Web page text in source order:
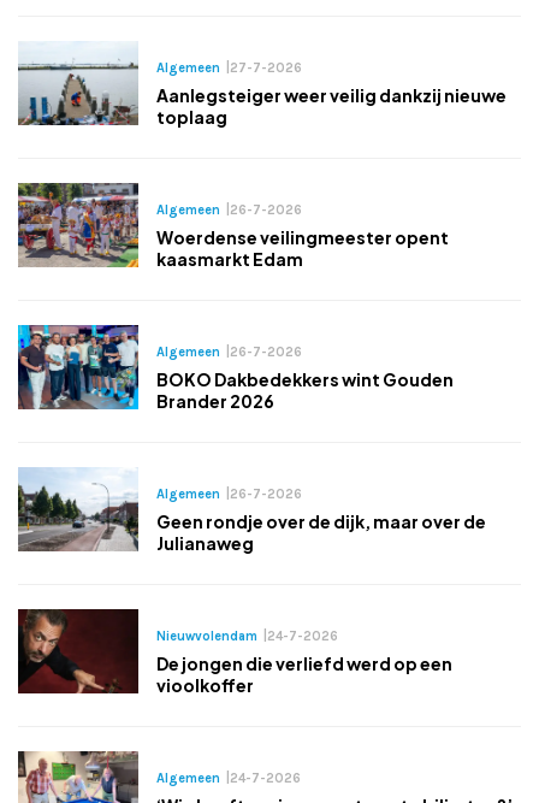
Algemeen 27-7-2026
Aanlegsteiger weer veilig dankzij nieuwe
toplaag
Algemeen 26-7-2026
Woerdense veilingmeester opent
kaasmarkt Edam
Algemeen 26-7-2026
BOKO Dakbedekkers wint Gouden
Brander 2026
Algemeen 26-7-2026
Geen rondje over de dijk, maar over de
Julianaweg
Nieuwvolendam 24-7-2026
De jongen die verliefd werd op een
vioolkoffer
Algemeen 24-7-2026